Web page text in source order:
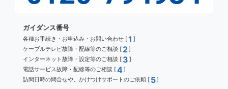
ガイダンス番号
各種お手続き・お申込み・お問い合わせ [1 ]
ケーブルテレビ故障・配線等のご相談 [ 2]
インターネット故障・設定等のご相談 [ 3 ]
電話サービス故障・配線等のご相談 [4]
訪問日時の問合せや、かけつけサポートのご依頼 [ 5]